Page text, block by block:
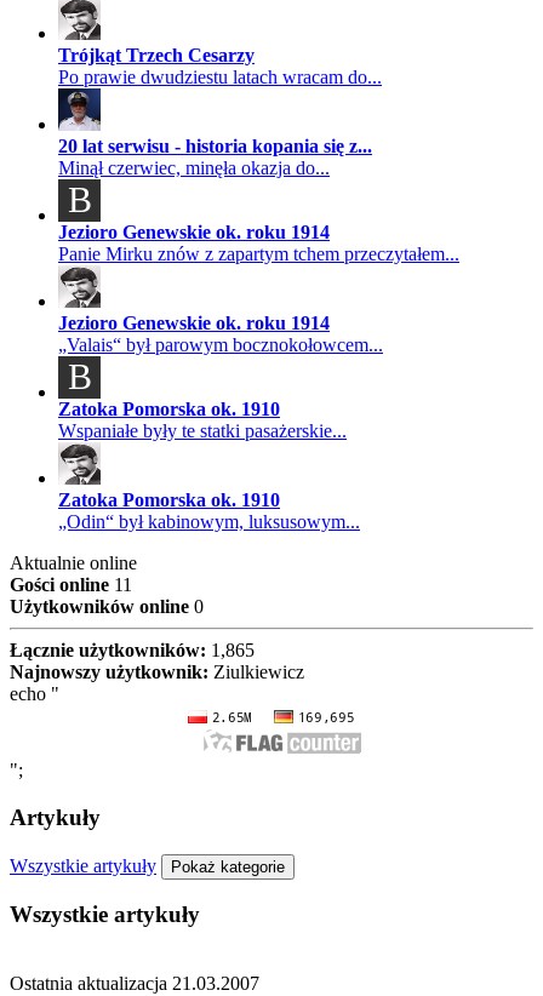
Trójkąt Trzech Cesarzy
Po prawie dwudziestu latach wracam do...
20 lat serwisu - historia kopania się z...
Minął czerwiec, minęła okazja do...
B
Jezioro Genewskie ok. roku 1914
Panie Mirku znów z zapartym tchem przeczytałem...
Jezioro Genewskie ok. roku 1914
„Valais“ był parowym bocznokołowcem...
B
Zatoka Pomorska ok. 1910
Wspaniałe były te statki pasażerskie...
Zatoka Pomorska ok. 1910
„Odin“ był kabinowym, luksusowym...
Aktualnie online
Gości online 11
Użytkowników online 0
Łącznie użytkowników: 1,865
Najnowszy użytkownik: Ziulkiewicz
echo "
";
Artykuły
Wszystkie artykuły Pokaż kategorie
Wszystkie artykuły
Ostatnia aktualizacja 21.03.2007